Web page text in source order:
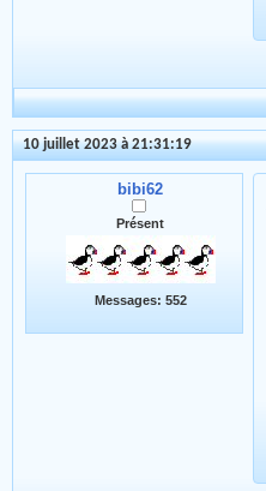
10 juillet 2023 à 21:31:19
bibi62
Présent
Messages: 552